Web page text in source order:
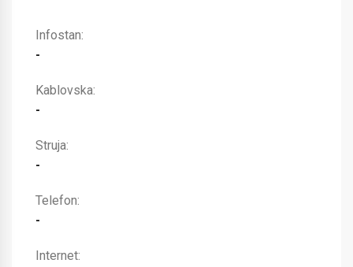
Infostan:
-
Kablovska:
-
Struja:
-
Telefon:
-
Internet: